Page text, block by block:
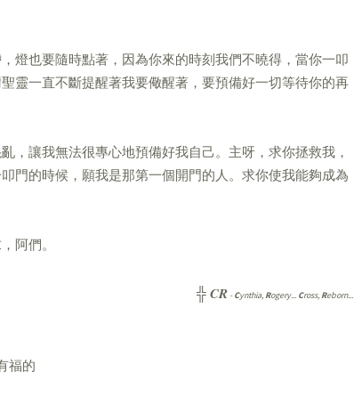
燈也要隨時點著，因為你來的時刻我們不曉得，當你一叩
靈一直不斷提醒著我要儆醒著，要預備好一切等待你的再
，讓我無法很專心地預備好我自己。主呀，求你拯救我，
門的時候，願我是那第一個開門的人。求你使我能夠成為
阿們。
╬ CR -Cynthia, Rogery... Cross, Reborn...
福的